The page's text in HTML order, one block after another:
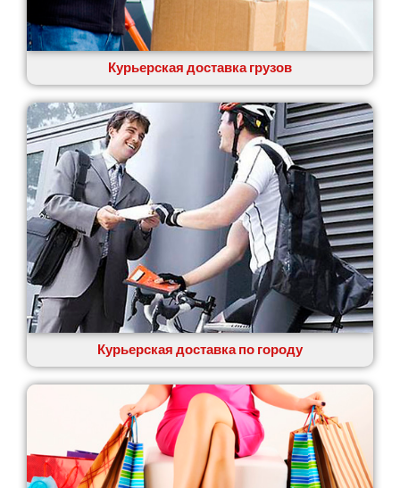
Курьерская доставка грузов
Курьерская доставка по городу